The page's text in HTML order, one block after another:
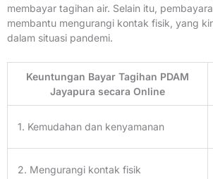
membayar tagihan air. Selain itu,
membantu mengurangi kontak fisik, yang
dalam situasi pandemi.
Keuntungan Bayar Tagihan PDAM
Jayapura secara Online
1. Kemudahan dan kenyamanan
2. Mengurangi kontak fisik